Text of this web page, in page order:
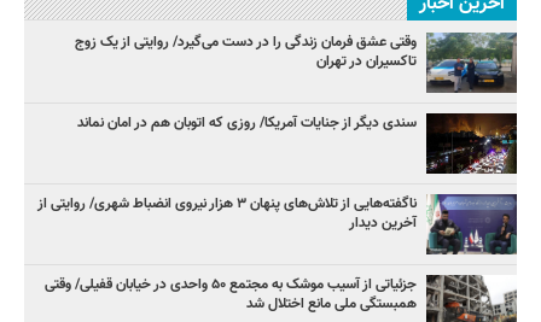
وقتی عشق فرمان زندگی را در دست می‌گیرد/ روایتی از یک زوج
تاکسیران در تهران
سندی دیگر از جنایات آمریکا/ روزی که اتوبان هم در امان نماند
ناگفته‌هایی از تلاش‌های پنهان ۳ هزار نیروی انضباط شهری/ روایتی از
آخرین دیدار
جزئیاتی از آسیب موشک به مجتمع ۵۰ واحدی در خیابان قفیلی/ وقتی
همبستگی ملی مانع اختلال شد